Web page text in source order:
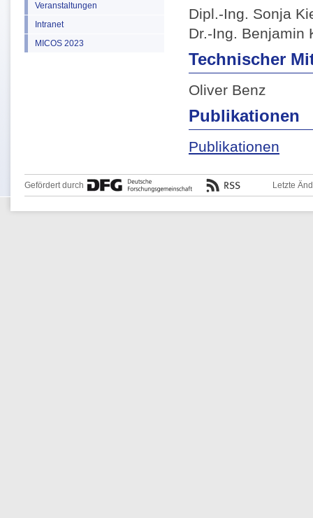
Veranstaltungen
Intranet
MICOS 2023
Dipl.-Ing. Sonja
Dr.-Ing. Benjamin
Technischer
Oliver Benz
Publikationen
Publikationen
Gefördert durch Letzte